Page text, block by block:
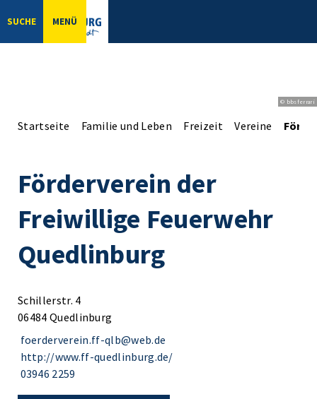
SUCHE MENÜ
© bbsferrari
Startseite Familie und Leben Freizeit Vereine
Förderverein der
Freiwillige Feuerwehr
Quedlinburg
Schillerstr. 4
06484 Quedlinburg
foerderverein.ff-qlb@web.de
http://www.ff-quedlinburg.de/
03946 2259